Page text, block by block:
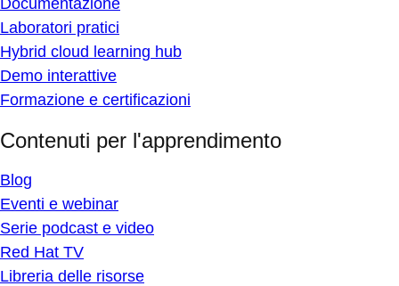
Documentazione
Laboratori pratici
Hybrid cloud learning hub
Demo interattive
Formazione e certificazioni
Contenuti per l'apprendimento
Blog
Eventi e webinar
Serie podcast e video
Red Hat TV
Libreria delle risorse